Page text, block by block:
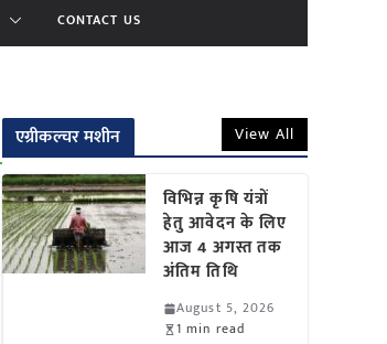
CONTACT US
एग्रीकल्चर मशीन View All
विभिन्न कृषि यंत्रों
हेतु आवेदन के लिए
आज 4 अगस्त तक
अंतिम तिथि
August 5, 2026
1 min read